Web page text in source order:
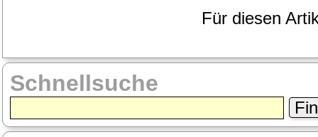
Für diesen
Schnellsuche